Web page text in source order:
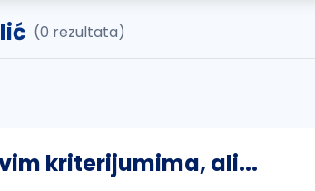
(0 rezultata)
kriterijumima, ali...